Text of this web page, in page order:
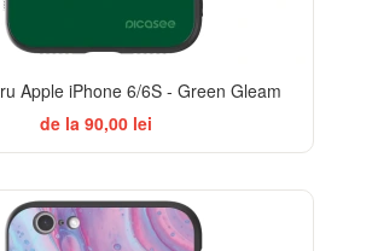
Apple iPhone 6/6S - Green Gleam
de la 90,00 lei